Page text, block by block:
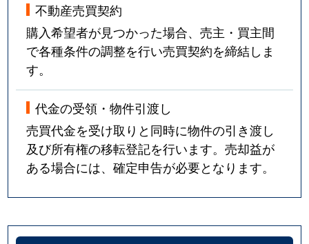
不動産売買契約
購入希望者が見つかった場合、売主・買主間
で各種条件の調整を行い売買契約を締結しま
す。
代金の受領・物件引渡し
売買代金を受け取りと同時に物件の引き渡し
及び所有権の移転登記を行います。売却益が
ある場合には、確定申告が必要となります。